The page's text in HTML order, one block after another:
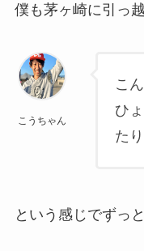
僕も茅ヶ崎に引っ
こうちゃん
こ
ひ
た
という感じでずっ